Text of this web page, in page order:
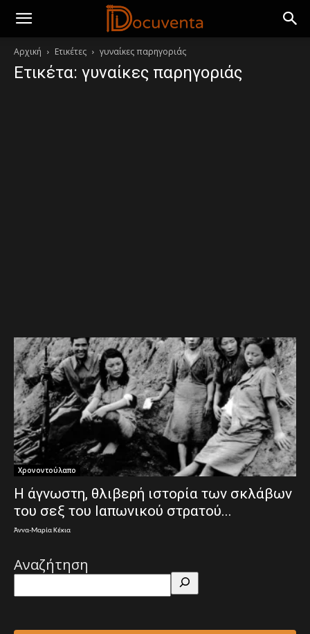
Αρχική Ετικέτες γυναίκες παρηγοριάς
Ετικέτα: γυναίκες παρηγοριάς
Χρονοντούλαπο
Η άγνωστη, θλιβερή ιστορία των σκλάβων
του σεξ του Ιαπωνικού στρατού...
Άννα-Μαρία Κέκια
Αναζήτηση